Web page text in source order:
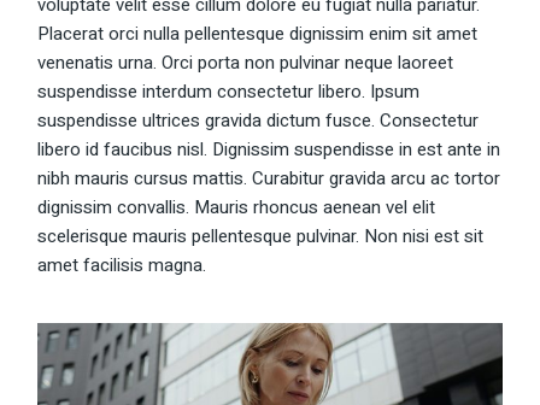
Placerat orci nulla pellentesque dignissim enim sit amet
venenatis urna. Orci porta non pulvinar neque laoreet
suspendisse interdum consectetur libero. Ipsum
suspendisse ultrices gravida dictum fusce. Consectetur
libero id faucibus nisl. Dignissim suspendisse in est ante in
nibh mauris cursus mattis. Curabitur gravida arcu ac tortor
dignissim convallis. Mauris rhoncus aenean vel elit
scelerisque mauris pellentesque pulvinar. Non nisi est sit
amet facilisis magna.